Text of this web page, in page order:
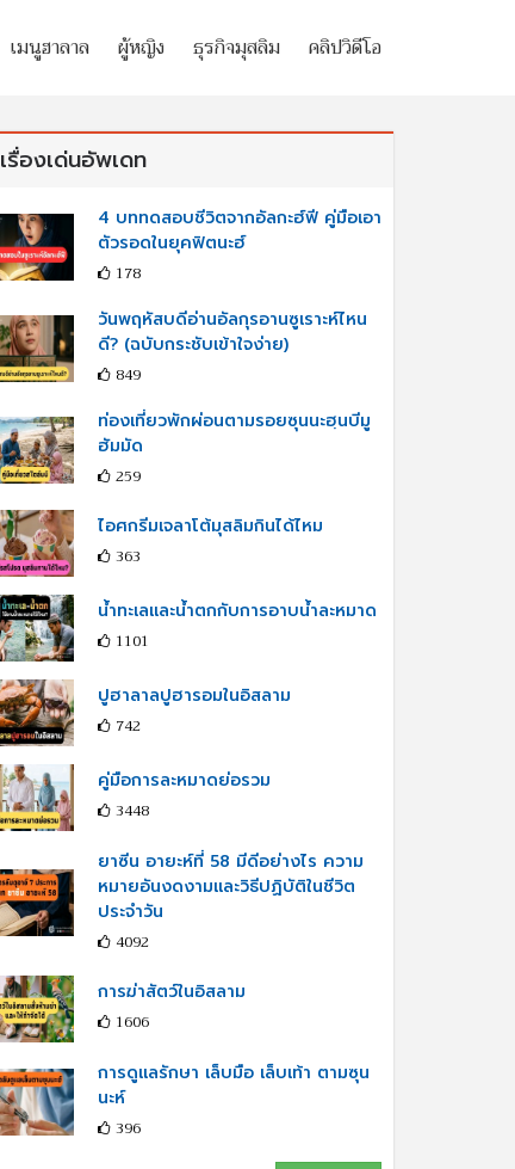
เมนูฮาลาล ผู้หญิง ธุรกิจมุสลิม คลิปวิดีโอ
เรื่องเด่นอัพเดท
4 บททดสอบชีวิตจากอัลกะฮ์ฟี คู่มือเอา
ตัวรอดในยุคฟิตนะฮ์
178
วันพฤหัสบดีอ่านอัลกุรอานซูเราะห์ไหน
ดี? (ฉบับกระชับเข้าใจง่าย)
849
ท่องเที่ยวพักผ่อนตามรอยซุนนะฮฺนบีมู
ฮัมมัด
259
ไอศกรีมเจลาโต้มุสลิมกินได้ไหม
363
น้ำทะเลและน้ำตกกับการอาบน้ำละหมาด
1101
ปูฮาลาลปูฮารอมในอิสลาม
742
คู่มือการละหมาดย่อรวม
3448
ยาซีน อายะห์ที่ 58 มีดีอย่างไร ความ
หมายอันงดงามและวิธีปฏิบัติในชีวิต
ประจำวัน
4092
การฆ่าสัตว์ในอิสลาม
1606
การดูแลรักษา เล็บมือ เล็บเท้า ตามซุน
นะห์
396